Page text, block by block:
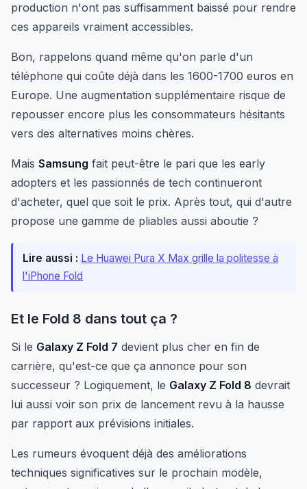
production n'ont pas suffisamment baissé pour rendre
ces appareils vraiment accessibles.
Bon, rappelons quand même qu'on parle d'un
téléphone qui coûte déjà dans les 1600-1700 euros en
Europe. Une augmentation supplémentaire risque de
repousser encore plus les consommateurs hésitants
vers des alternatives moins chères.
Mais Samsung fait peut-être le pari que les early
adopters et les passionnés de tech continueront
d'acheter, quel que soit le prix. Après tout, qui d'autre
propose une gamme de pliables aussi aboutie ?
Lire aussi : Le Huawei Pura X Max grille la politesse à
l'iPhone Fold
Et le Fold 8 dans tout ça ?
Si le Galaxy Z Fold 7 devient plus cher en fin de
carrière, qu'est-ce que ça annonce pour son
successeur ? Logiquement, le Galaxy Z Fold 8 devrait
lui aussi voir son prix de lancement revu à la hausse
par rapport aux prévisions initiales.
Les rumeurs évoquent déjà des améliorations
techniques significatives sur le prochain modèle,